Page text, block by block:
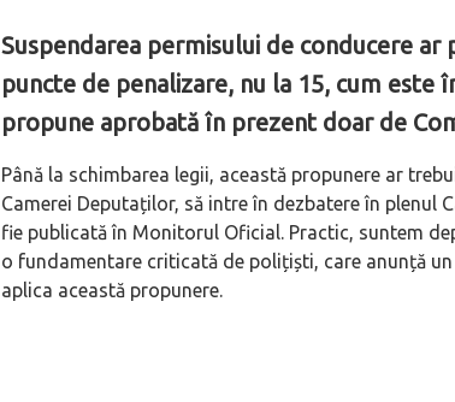
Suspendarea permisului de conducere ar
puncte de penalizare, nu la 15, cum este
propune aprobată în prezent doar de
Până la schimbarea legii, această propunere ar
Camerei Deputaților, să intre în dezbatere în plenul
fie publicată în Monitorul Oficial. Practic, suntem
o fundamentare criticată de polițiști, care anunță
aplica această propunere.